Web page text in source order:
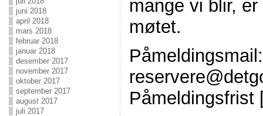
juni 2018
april 2018
mars 2018
februar 2018
januar 2018
desember 2017
november 2017
oktober 2017
september 2017
august 2017
juli 2017
mange vi blir,
møtet.
Påmeldingsmail: